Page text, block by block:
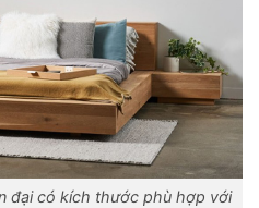
đại có kích thước phù hợp với